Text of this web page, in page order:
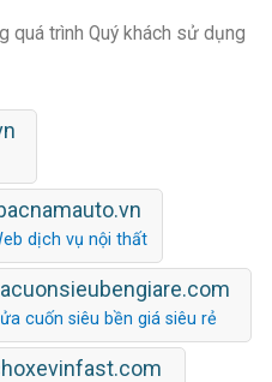
quá trình Quý khách sử dụng
dịch vụ nội thất
cuốn siêu bền giá siêu rẻ